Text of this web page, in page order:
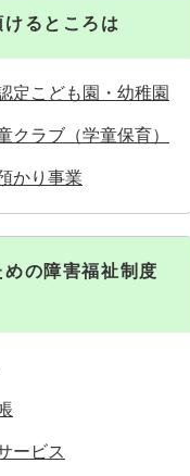
るところは
定こども園・幼稚園
クラブ（学童保育）
かり事業
の障害福祉制度
ービス